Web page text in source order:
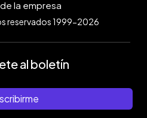
reservados 1999-2026
al boletín